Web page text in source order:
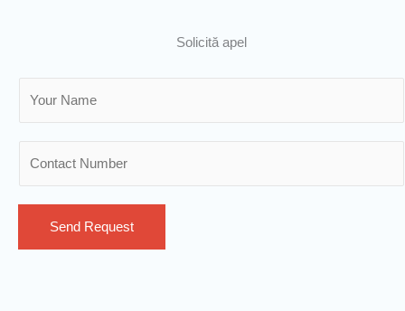
Solicită apel
Send Request